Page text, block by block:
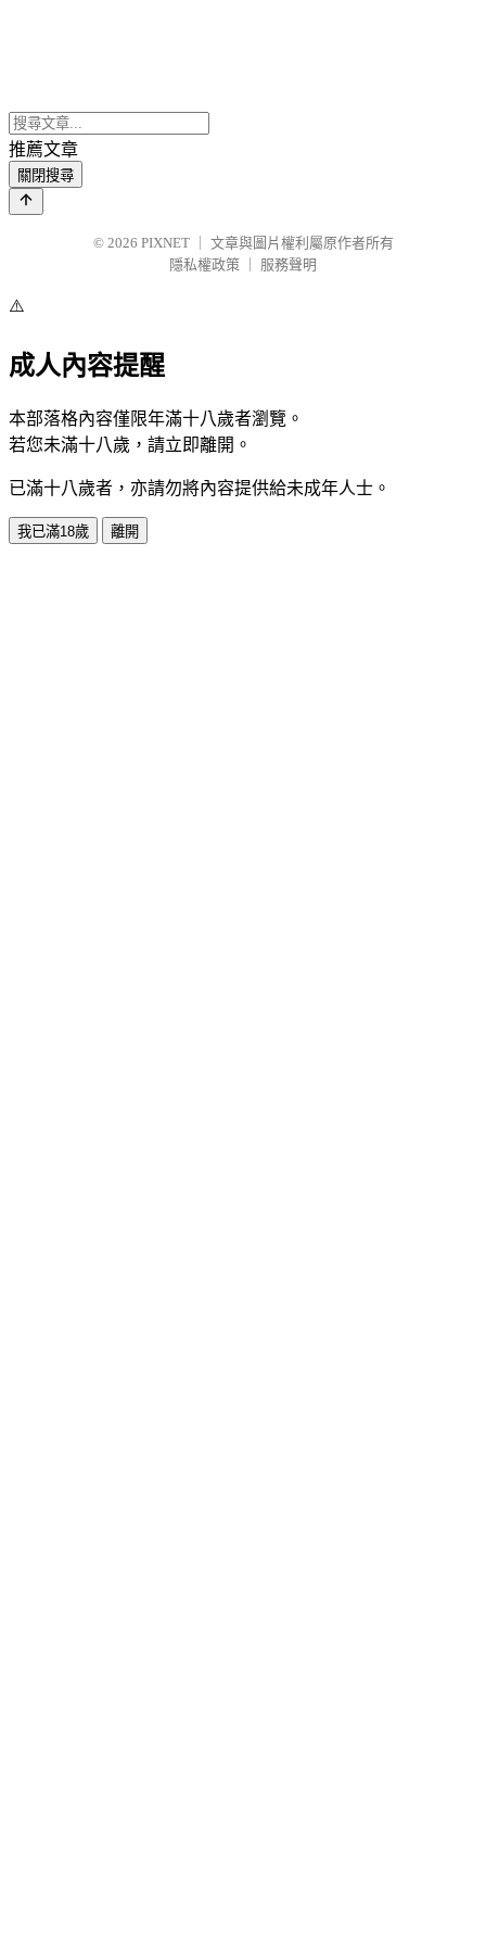
推薦文章
關閉搜尋
© 2026 PIXNET
文章與圖片權利屬原作者所有
隱私權政策
服務聲明
⚠️
成人內容提醒
本部落格內容僅限年滿十八歲者瀏覽。
若您未滿十八歲，請立即離開。
已滿十八歲者，亦請勿將內容提供給未成年人士。
我已滿18歲 離開